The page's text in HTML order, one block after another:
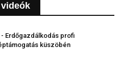
Erdőgazdálkodás profi
küszöbén